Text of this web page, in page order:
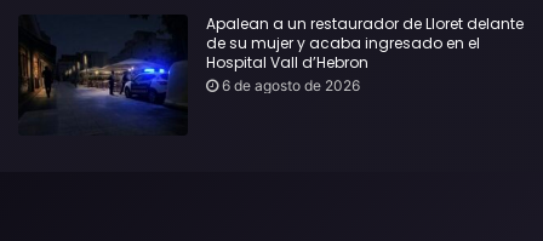
Apalean a un restaurador de Lloret delante
de su mujer y acaba ingresado en el
Hospital Vall d’Hebron
6 de agosto de 2026